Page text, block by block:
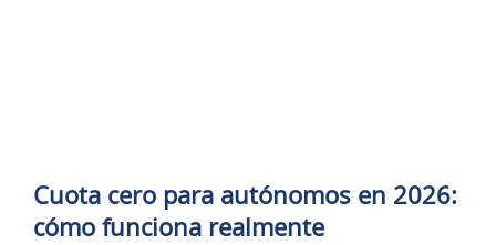
Cuota cero para autónomos en 2026:
cómo funciona realmente